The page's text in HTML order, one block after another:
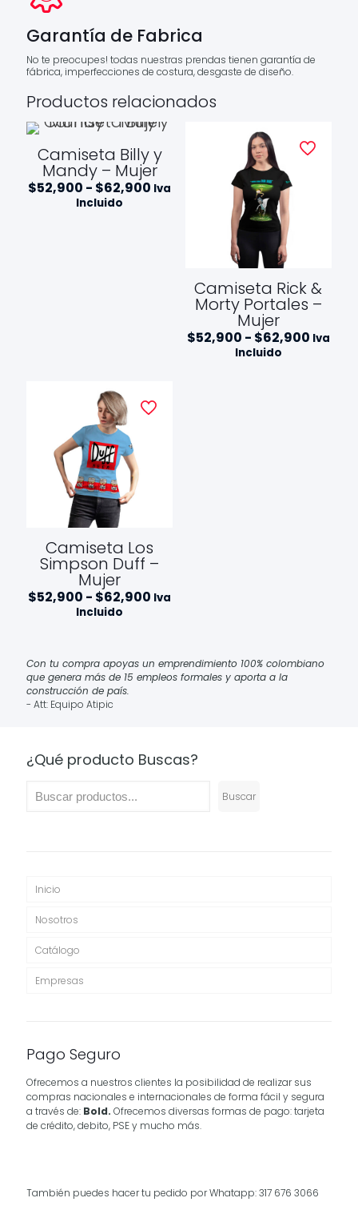
Garantía de Fabrica
No te preocupes! todas nuestras prendas tienen garantía de
fábrica, imperfecciones de costura, desgaste de diseño.
Productos relacionados
Camiseta Billy y
Mandy – Mujer
$52,900 - $62,900 Rango
Iva
Incluido
Camiseta Rick &
Morty Portales –
Mujer
$52,900 - $62,900Rango
Iva
Incluido
Camiseta Los
Simpson Duff –
Mujer
$52,900 - $62,900 Rango
hasta
$62,900
Iva
Incluido
Con tu compra apoyas un emprendimiento 100% colombiano
que genera más de 15 empleos formales y aporta a la
construcción de país.
- Att: Equipo Atipic
¿Qué producto Buscas?
Buscar
Inicio
Nosotros
Catálogo
Empresas
Pago Seguro
Ofrecemos a nuestros clientes la posibilidad de realizar sus
compras nacionales e internacionales de forma fácil y segura
a través de: Bold. Ofrecemos diversas formas de pago: tarjeta
de crédito, debito, PSE y mucho más.
También puedes hacer tu pedido por Whatapp: 317 676 3066